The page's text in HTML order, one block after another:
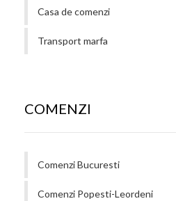
Casa de comenzi
Transport marfa
COMENZI
Comenzi Bucuresti
Comenzi Popesti-Leordeni